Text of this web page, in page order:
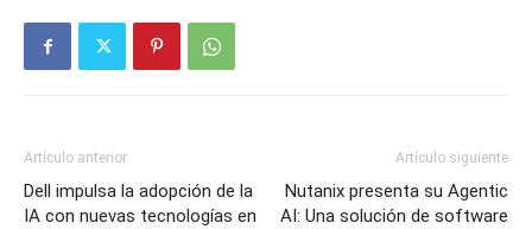
Artículo anterior
Dell impulsa la adopción de la
IA con nuevas tecnologías en
Artículo siguiente
Nutanix presenta su Agentic
AI: Una solución de software